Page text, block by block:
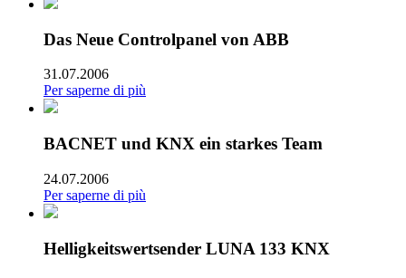
Das Neue Controlpanel von ABB
31.07.2006
Per saperne di più
BACNET und KNX ein starkes Team
24.07.2006
Per saperne di più
Helligkeitswertsender LUNA 133 KNX